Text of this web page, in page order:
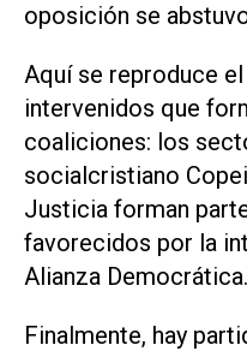
oposición se
Aquí se reproduce
intervenidos que
coaliciones: los
socialcristiano
Justicia forman
favorecidos por la
Alianza Democrática.
Finalmente, hay